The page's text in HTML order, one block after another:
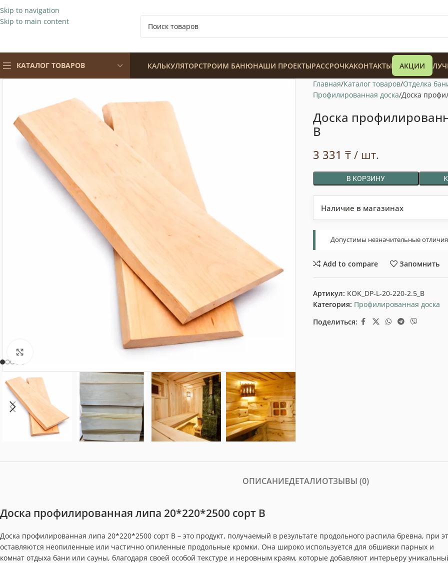
Skip to navigation
Skip to main content
КАТАЛОГ ТОВАРОВ
128 900
КАЛЬКУЛЯТОРСТРОИМ БАНЮНАШИ ПРОЕКТЫРАССРОЧКАКОНТАКТЫ АКЦИИ
Нажмите, чтобы увеличить
Главная Каталог товаров Отделка
Профилированная доска Доска
Доска
В
3 331 ₸/ шт.
В КОРЗИНУ
Наличие в магазинах
Допустимы незначительные
Add to compare Запомнить
Артикул: KOK_DP-L-20-220-2.5_B
Категория: Профилированная доска
Поделиться:
ОПИСАНИЕДЕТАЛИОТЗЫВЫ (0)
Доска профилированная липа 20*220*2500 сорт В
Доска профилированная липа 20*220*2500 сорт В – это продукт, получаемый в результате продольного распила бревна, при
оставляются неопиленные или частично опиленные продольные кромки. Она широко используется для обшивки парных и
комнат отдыха бани или сауны, благодаря своей особой текстуре и неровным краям, которые добавляют интерьеру